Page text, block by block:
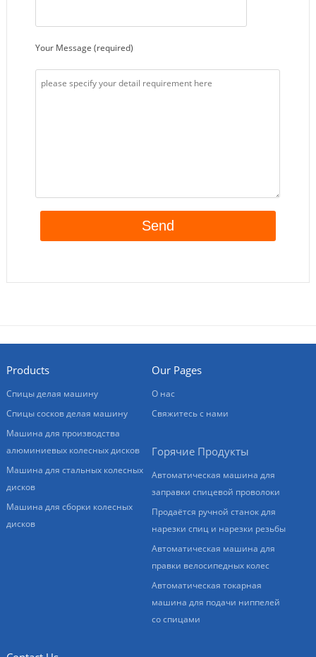
Your Message (required)
Products
Спицы делая машину
Спицы сосков делая машину
Машина для производства
алюминиевых колесных дисков
Машина для стальных колесных
дисков
Машина для сборки колесных
дисков
Our Pages
О нас
Свяжитесь с нами
Горячие Продукты
Автоматическая машина для
заправки спицевой проволоки
Продаётся ручной станок для
нарезки спиц и нарезки резьбы
Автоматическая машина для
правки велосипедных колес
Автоматическая токарная
машина для подачи ниппелей
со спицами